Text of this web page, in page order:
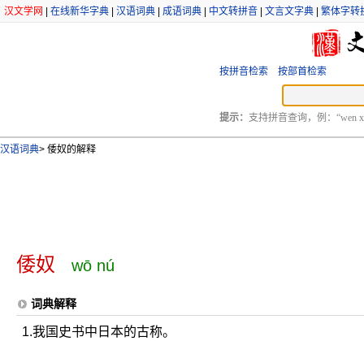
汉文学网 在线新华字典 汉语词典 成语词典 中文转拼音 文言文字典 繁体字转
按拼音检索 按部首检索
提示： 支持拼音查询，例：“wen
汉语词典> 倭奴的解释
倭奴 wō nú
词典解释
1.我国史书中日本的古称。